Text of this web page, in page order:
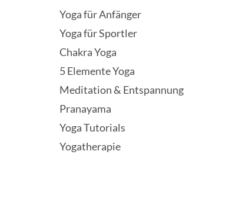
Yoga für Anfänger
Yoga für Sportler
Chakra Yoga
5 Elemente Yoga
Meditation & Entspannung
Pranayama
Yoga Tutorials
Yogatherapie